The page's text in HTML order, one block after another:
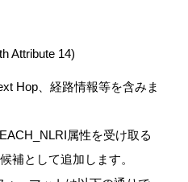
Attribute 14)
Hop、経路情報等を含みま
属性を受け取る
補として追加します。